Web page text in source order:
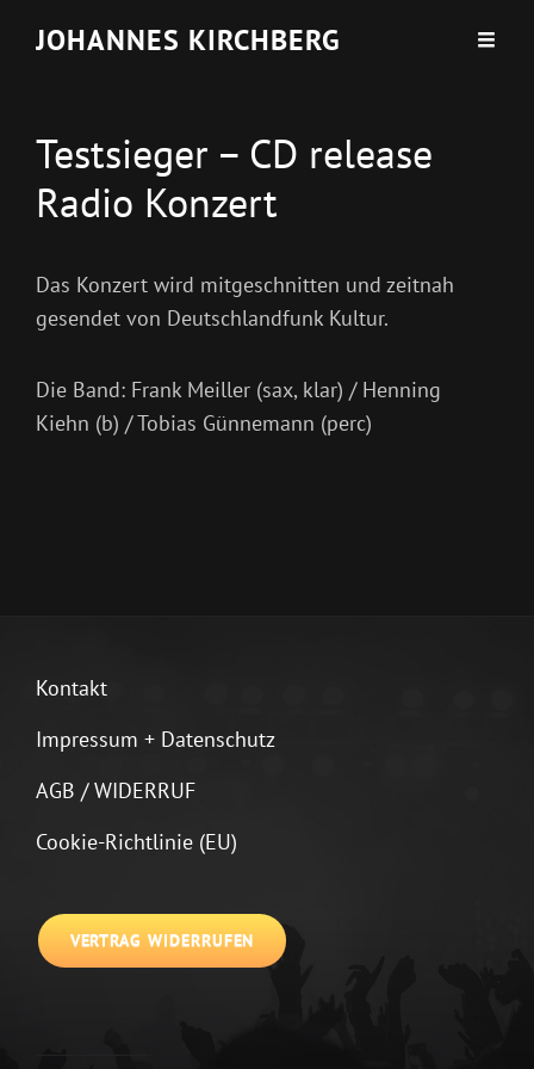
JOHANNES KIRCHBERG
Testsieger – CD release
Radio Konzert
Das Konzert wird mitgeschnitten und zeitnah
gesendet von Deutschlandfunk Kultur.
Die Band: Frank Meiller (sax, klar) / Henning
Kiehn (b) / Tobias Günnemann (perc)
Kontakt
Impressum + Datenschutz
AGB / WIDERRUF
Cookie-Richtlinie (EU)
VERTRAG WIDERRUFEN